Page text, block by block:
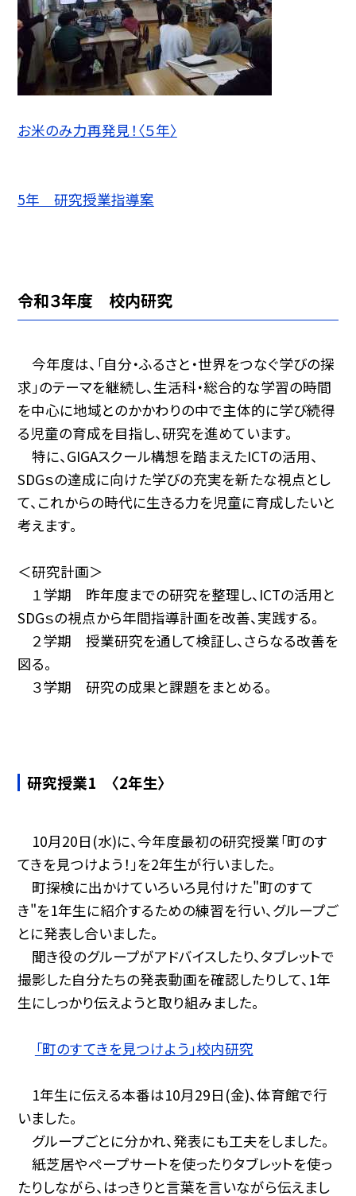
お米のみ力再発見！〈５年〉
5年 研究授業指導案
令和３年度 校内研究
今年度は、「自分・ふるさと・世界をつなぐ学びの探
求」のテーマを継続し、生活科・総合的な学習の時間
を中心に地域とのかかわりの中で主体的に学び続得
る児童の育成を目指し、研究を進めています。
特に、GIGAスクール構想を踏まえたICTの活用、
SDGｓの達成に向けた学びの充実を新たな視点とし
て、これからの時代に生きる力を児童に育成したいと
考えます。
＜研究計画＞
１学期 昨年度までの研究を整理し、ICTの活用と
SDGｓの視点から年間指導計画を改善、実践する。
２学期 授業研究を通して検証し、さらなる改善を
図る。
３学期 研究の成果と課題をまとめる。
研究授業1 〈2年生〉
10月20日(水)に、今年度最初の研究授業「町のす
てきを見つけよう！」を2年生が行いました。
町探検に出かけていろいろ見付けた"町のすて
き"を1年生に紹介するための練習を行い、グループご
とに発表し合いました。
聞き役のグループがアドバイスしたり、タブレットで
撮影した自分たちの発表動画を確認したりして、1年
生にしっかり伝えようと取り組みました。
「町のすてきを見つけよう」校内研究
1年生に伝える本番は10月29日(金)、体育館で行
いました。
グループごとに分かれ、発表にも工夫をしました。
紙芝居やペープサートを使ったりタブレットを使っ
たりしながら、はっきりと言葉を言いながら伝えまし